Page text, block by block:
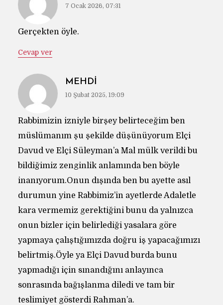
7 Ocak 2026, 07:31
Gerçekten öyle.
Cevap ver
MEHDI
10 Şubat 2025, 19:09
Rabbimizin izniyle birşey belirteceğim ben
müslümanım şu şekilde düşünüyorum Elçi
Davud ve Elçi Süleyman’a Mal mülk verildi bu
bildiğimiz zenginlik anlamında ben böyle
inanıyorum.Onun dışında ben bu ayette asıl
durumun yine Rabbimiz’in ayetlerde Adaletle
kara vermemiz gerektiğini bunu da yalnızca
onun bizler için belirlediği yasalara göre
yapmaya çalıştığımızda doğru iş yapacağımızı
belirtmiş.Öyle ya Elçi Davud burda bunu
yapmadığı için sınandığını anlayınca
sonrasında bağışlanma diledi ve tam bir
teslimiyet gösterdi Rahman’a.